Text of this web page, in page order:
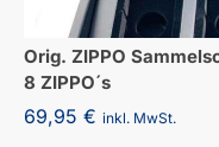
Orig. ZIPPO
8 ZIPPO´s
69,95 € inkl. MwSt.